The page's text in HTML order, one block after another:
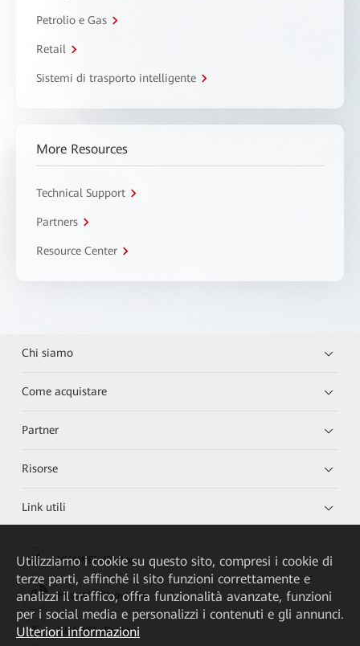
Petrolio e Gas
Retail
Sistemi di trasporto intelligente
More Resources
Technical Support
Partners
Resource Center
Chi siamo
Come acquistare
Partner
Risorse
Link utili
HUAWEI eKit App
Huawei HiKnow App
HUAWEI eFly App
Utilizziamo i cookie su questo sito, compresi i cookie di
terze parti, affinché il sito funzioni correttamente e
analizzi il traffico, offra funzionalità avanzate, funzioni
per i social media e personalizzi i contenuti e gli annunci.
Ulteriori informazioni